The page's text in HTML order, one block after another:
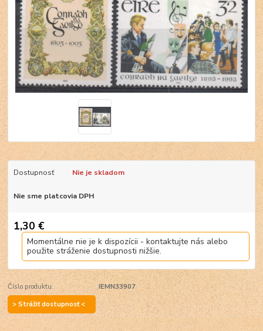
Dostupnosť Nie je skladom
Nie sme platcovia DPH
1,30 €
Momentálne nie je k dispozícii - kontaktujte nás alebo
použite stráženie dostupnosti nižšie.
Číslo produktu:
IEMN33907
> Strážiť dostupnosť <